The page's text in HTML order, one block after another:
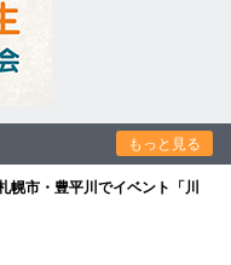
もっと見る
市・豊平川でイベント「川